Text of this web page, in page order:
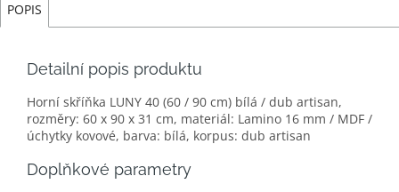
POPIS
Detailní popis produktu
Horní skříňka LUNY 40 (60 / 90 cm) bílá / dub artisan,
rozměry: 60 x 90 x 31 cm, materiál: Lamino 16 mm / MDF /
úchytky kovové, barva: bílá, korpus: dub artisan
Doplňkové parametry